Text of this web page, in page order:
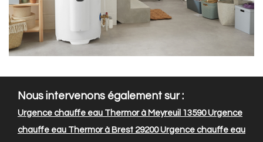
Nous intervenons également sur :
Urgence chauffe eau Thermor à Meyreuil 13590Urgence
chauffe eau Thermor à Brest 29200Urgence chauffe eau